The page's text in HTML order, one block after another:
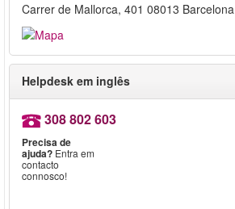
Carrer de Mallorca, 401 08013 Barcelona
Helpdesk em inglês
308 802 603
Precisa de
ajuda? Entra em
contacto
connosco!